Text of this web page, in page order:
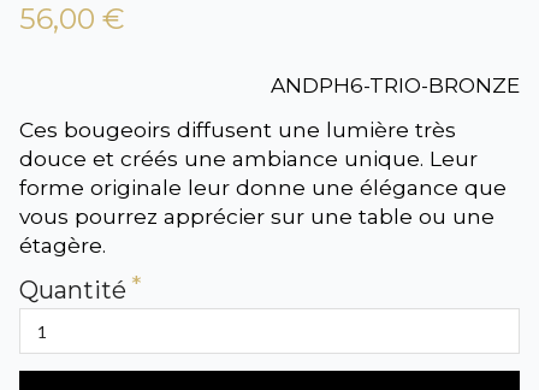
56,00 €
ANDPH6-TRIO-BRONZE
Ces bougeoirs diffusent une lumière très
douce et créés une ambiance unique. Leur
forme originale leur donne une élégance que
vous pourrez apprécier sur une table ou une
étagère.
Quantité